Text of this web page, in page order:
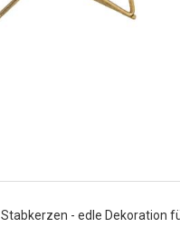
- edle Dekoration